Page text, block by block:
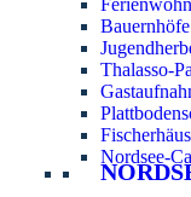
Bauernhöfe
Thalasso-
Nordsee-